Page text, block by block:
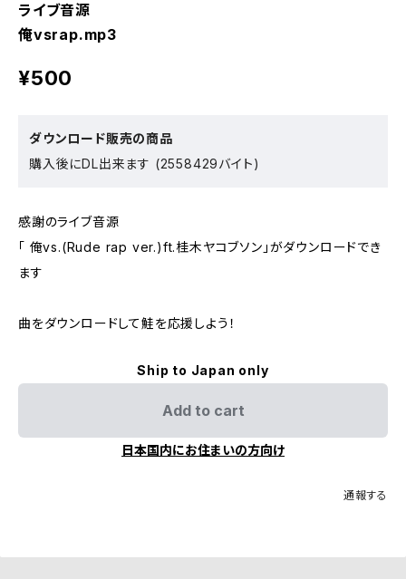
ライブ音源
俺vsrap.mp3
¥500
ダウンロード販売の商品
購入後にDL出来ます (2558429バイト)
感謝のライブ音源
「 俺vs.(Rude rap ver.)ft.桂木ヤコブソン」がダウンロードでき
ます
曲をダウンロードして鮭を応援しよう！
Ship to Japan only
Add to cart
日本国内にお住まいの方向け
通報する